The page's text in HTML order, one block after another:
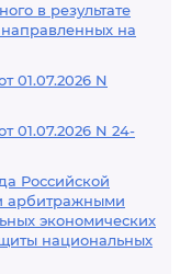
в результате
на
01.07.2026 N
01.07.2026 N 24-
Российской
арбитражными
экономических
национальных